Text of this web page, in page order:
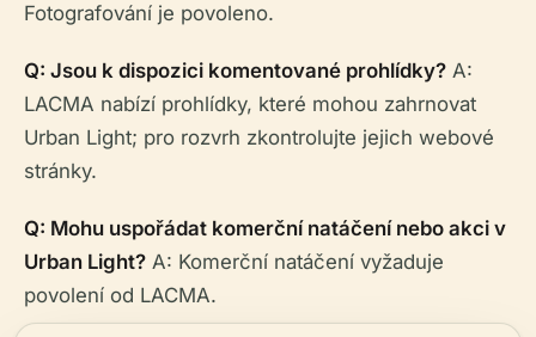
Fotografování je povoleno.
Q: Jsou k dispozici komentované prohlídky? A:
LACMA nabízí prohlídky, které mohou zahrnovat
Urban Light; pro rozvrh zkontrolujte jejich webové
stránky.
Q: Mohu uspořádat komerční natáčení nebo akci v
Urban Light? A: Komerční natáčení vyžaduje
povolení od LACMA.